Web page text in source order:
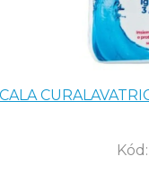
Kód :